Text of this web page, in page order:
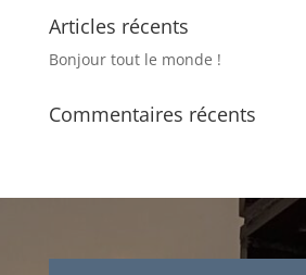
Articles récents
Bonjour tout le monde !
Commentaires récents